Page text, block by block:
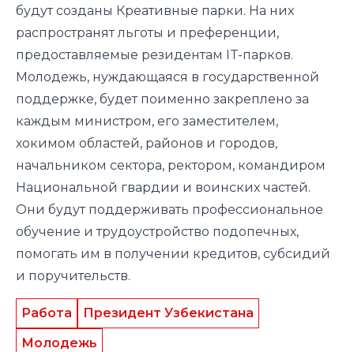
будут созданы Креативные парки. На них
распространят льготы и преференции,
предоставляемые резидентам IT-парков.
Молодежь, нуждающаяся в государственной
поддержке, будет поименно закреплено за
каждым министром, его заместителем,
хокимом областей, районов и городов,
начальником сектора, ректором, командиром
Национальной гвардии и воинских частей.
Они будут поддерживать профессиональное
обучение и трудоустройство подопечных,
помогать им в получении кредитов, субсидий
и поручительств.
Работа
Президент Узбекистана
Молодежь